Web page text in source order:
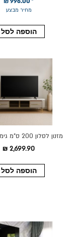
מחיר מבצע
הוספה לסל
מזנון לסלון
פרטי זהב דגם 062
2,699.90 ₪
הוספה לסל